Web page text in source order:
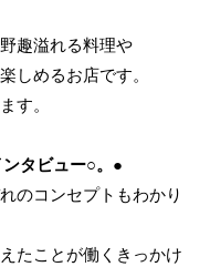
趣溢れる料理や
しめるお店です。
す。
タビュー○。●
のコンセプトもわかり
たことが働くきっかけ